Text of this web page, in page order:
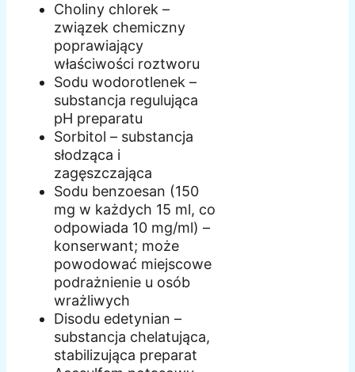
Choliny chlorek –
związek chemiczny
poprawiający
właściwości roztworu
Sodu wodorotlenek –
substancja regulująca
pH preparatu
Sorbitol – substancja
słodząca i
zagęszczająca
Sodu benzoesan (150
mg w każdych 15 ml, co
odpowiada 10 mg/ml) –
konserwant; może
powodować miejscowe
podrażnienie u osób
wrażliwych
Disodu edetynian –
substancja chelatująca,
stabilizująca preparat